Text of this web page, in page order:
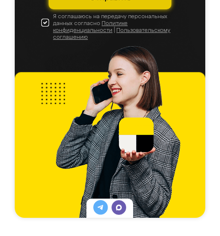
Я соглашаюсь на передачу персональных
данных согласно Политике
конфиденциальности
Пользовательскому
соглашению